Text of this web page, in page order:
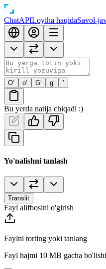
ChatAPILoyiha haqidaSavol-
O‘ o‘ G‘ g‘ ’
Bu yerda natija chiqadi :)
Yo'nalishni tanlash
Translit
Fayl alifbosini o'girish
Faylni torting yoki tanlang
Fayl hajmi 10 MB gacha